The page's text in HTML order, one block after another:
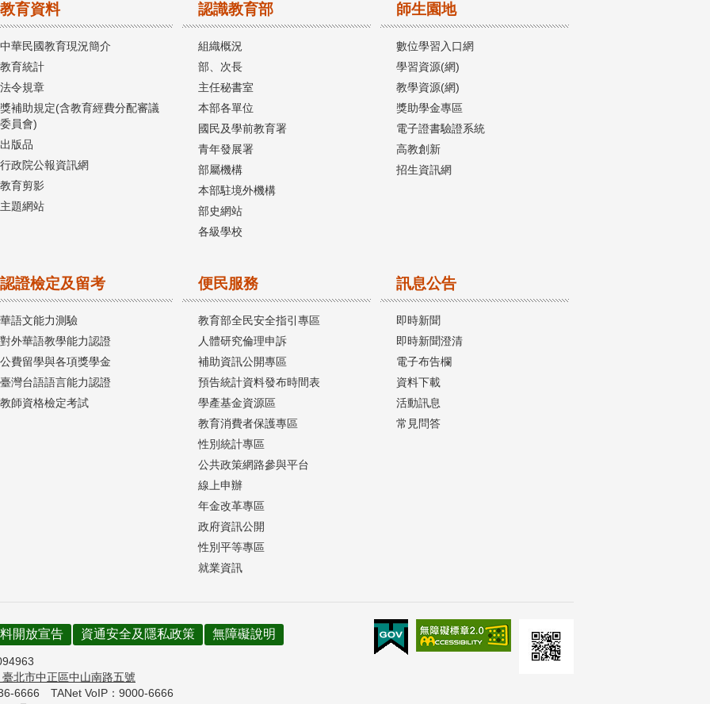
教育資料
中華民國教育現況簡介
教育統計
法令規章
獎補助規定(含教育經費分配審議
委員會)
出版品
行政院公報資訊網
教育剪影
主題網站
認識教育部
組織概況
部、次長
主任秘書室
本部各單位
國民及學前教育署
青年發展署
部屬機構
本部駐境外機構
部史網站
各級學校
師生園地
數位學習入口網
學習資源(網)
教學資源(網)
獎助學金專區
電子證書驗證系統
高教創新
招生資訊網
認證檢定及留考
華語文能力測驗
對外華語教學能力認證
公費留學與各項獎學金
臺灣台語語言能力認證
教師資格檢定考試
便民服務
教育部全民安全指引專區
人體研究倫理申訴
補助資訊公開專區
預告統計資料發布時間表
學產基金資源區
教育消費者保護專區
性別統計專區
公共政策網路參與平台
線上申辦
年金改革專區
政府資訊公開
性別平等專區
就業資訊
訊息公告
即時新聞
即時新聞澄清
電子布告欄
資料下載
活動訊息
常見問答
開放宣告 資通安全及隱私政策 無障礙說明
臺北市中正區中山南路五號
6666 TANet VoIP：9000-6666